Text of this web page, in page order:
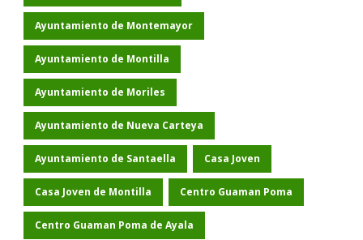
Ayuntamiento de Montemayor
Ayuntamiento de Montilla
Ayuntamiento de Moriles
Ayuntamiento de Nueva Carteya
Ayuntamiento de Santaella Casa Joven
Casa Joven de Montilla Centro Guaman Poma
Centro Guaman Poma de Ayala